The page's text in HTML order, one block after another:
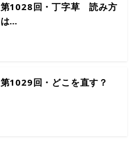
第1028回・丁字草 読み方
は…
第1029回・どこを直す？